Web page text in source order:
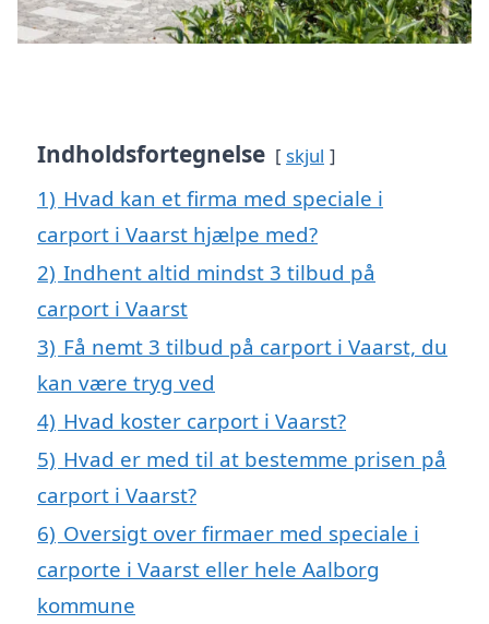
Indholdsfortegnelse skjul
1) Hvad kan et firma med speciale i
carport i Vaarst hjælpe med?
2) Indhent altid mindst 3 tilbud på
carport i Vaarst
3) Få nemt 3 tilbud på carport i Vaarst, du
kan være tryg ved
4) Hvad koster carport i Vaarst?
5) Hvad er med til at bestemme prisen på
carport i Vaarst?
6) Oversigt over firmaer med speciale i
carporte i Vaarst eller hele Aalborg
kommune